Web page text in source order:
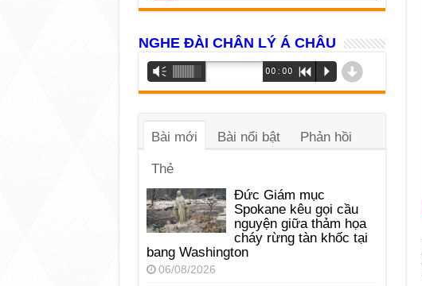
NGHE ĐÀI CHÂN LÝ Á CHÂU
Trình
phát
âm
Vm 00:00 R P d
Bài mới Bài nổi bật Phản hồi
Thẻ
Đức Giám mục
Spokane kêu gọi cầu
nguyện giữa thảm họa
cháy rừng tàn khốc tại
bang Washington
06/08/2026